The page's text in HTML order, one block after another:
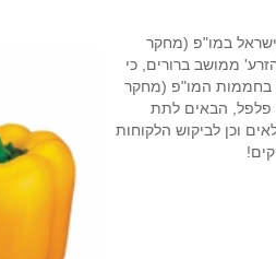
במו"פ (מחקר
ממושב ברורים, כי
בחממות המו"פ (מחקר
פלפל, הבאים לתת
וכן לביקוש הלקוחות